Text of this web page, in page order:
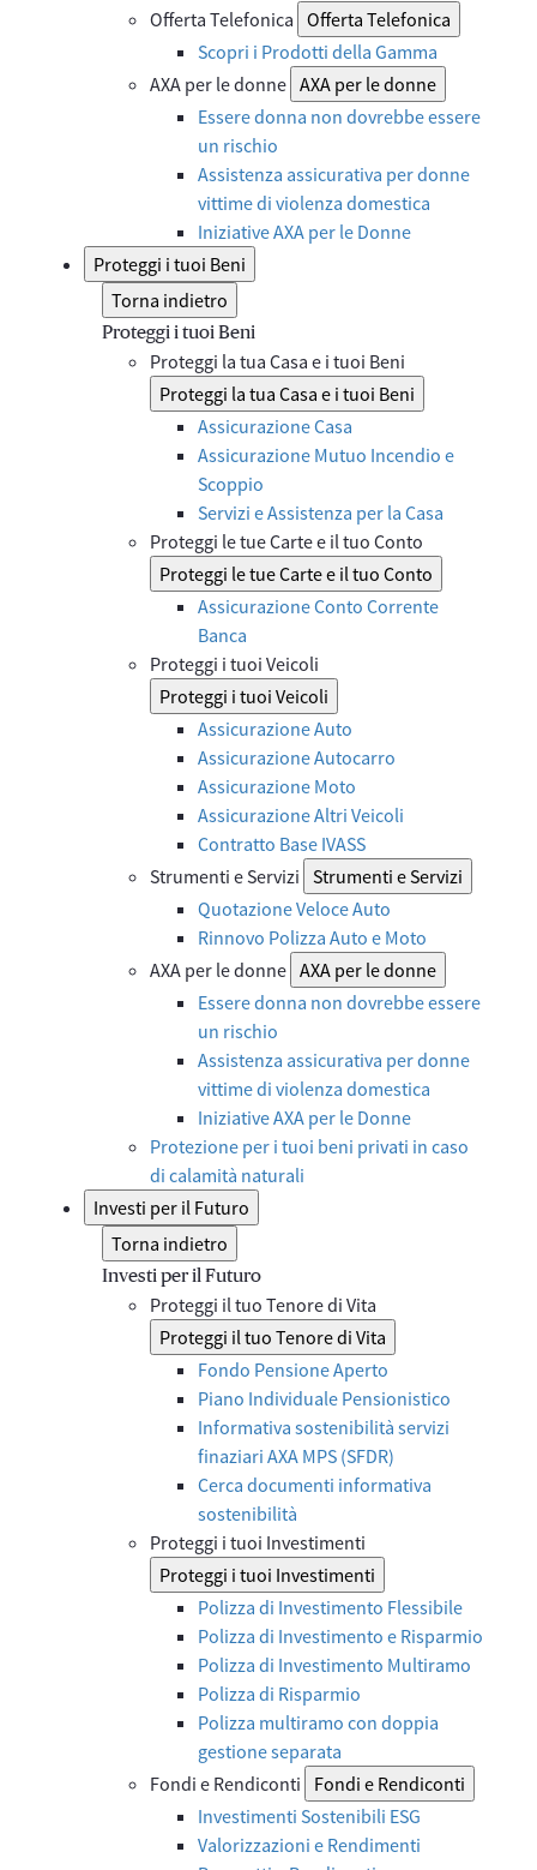
Offerta Telefonica Offerta Telefonica
Scopri i Prodotti della Gamma
AXA per le donne AXA per le donne
Essere donna non dovrebbe essere
un rischio
Assistenza assicurativa per donne
vittime di violenza domestica
Iniziative AXA per le Donne
Proteggi i tuoi Beni
Torna indietro
Proteggi i tuoi Beni
Proteggi la tua Casa e i tuoi Beni
Proteggi la tua Casa e i tuoi Beni
Assicurazione Casa
Assicurazione Mutuo Incendio e
Scoppio
Servizi e Assistenza per la Casa
Proteggi le tue Carte e il tuo Conto
Proteggi le tue Carte e il tuo Conto
Assicurazione Conto Corrente
Banca
Proteggi i tuoi Veicoli
Proteggi i tuoi Veicoli
Assicurazione Auto
Assicurazione Autocarro
Assicurazione Moto
Assicurazione Altri Veicoli
Contratto Base IVASS
Strumenti e Servizi Strumenti e Servizi
Quotazione Veloce Auto
Rinnovo Polizza Auto e Moto
AXA per le donne AXA per le donne
Essere donna non dovrebbe essere
un rischio
Assistenza assicurativa per donne
vittime di violenza domestica
Iniziative AXA per le Donne
Protezione per i tuoi beni privati in caso
di calamità naturali
Investi per il Futuro
Torna indietro
Investi per il Futuro
Proteggi il tuo Tenore di Vita
Proteggi il tuo Tenore di Vita
Fondo Pensione Aperto
Piano Individuale Pensionistico
Informativa sostenibilità servizi
finaziari AXA MPS (SFDR)
Cerca documenti informativa
sostenibilità
Proteggi i tuoi Investimenti
Proteggi i tuoi Investimenti
Polizza di Investimento Flessibile
Polizza di Investimento e Risparmio
Polizza di Investimento Multiramo
Polizza di Risparmio
Polizza multiramo con doppia
gestione separata
Fondi e Rendiconti
Fondi e Rendiconti
Investimenti Sostenibili ESG
Valorizzazioni e Rendimenti